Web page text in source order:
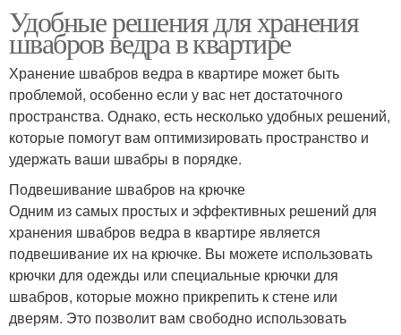
Удобные решения для хранения
швабров ведра в квартире
Хранение швабров ведра в квартире может быть
проблемой, особенно если у вас нет достаточного
пространства. Однако, есть несколько удобных решений,
которые помогут вам оптимизировать пространство и
удержать ваши швабры в порядке.
Подвешивание швабров на крючке
Одним из самых простых и эффективных решений для
хранения швабров ведра в квартире является
подвешивание их на крючке. Вы можете использовать
крючки для одежды или специальные крючки для
швабров, которые можно прикрепить к стене или
дверям. Это позволит вам свободно использовать